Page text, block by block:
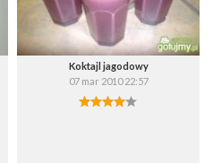
Koktajl jagodowy
07 mar 2010 22:57